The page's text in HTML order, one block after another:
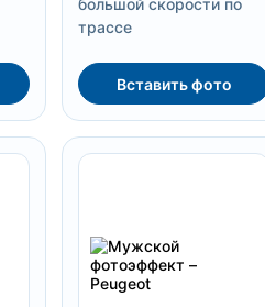
большой скорости по
трассе
Вставить фото